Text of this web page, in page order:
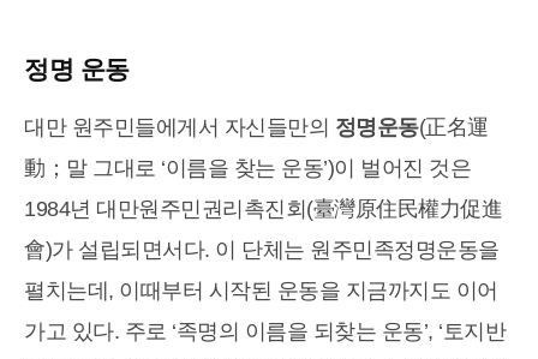
정명 운동
대만 원주민들에게서 자신들만의 정명운동(正名運
動；말 그대로 ‘이름을 찾는 운동’)이 벌어진 것은
1984년 대만원주민권리촉진회(臺灣原住民權力促進
會)가 설립되면서다. 이 단체는 원주민족정명운동을
펼치는데, 이때부터 시작된 운동을 지금까지도 이어
가고 있다. 주로 ‘족명의 이름을 되찾는 운동’, ‘토지반